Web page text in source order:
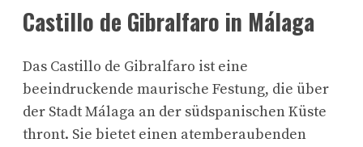
Castillo de Gibralfaro in Málaga
Das Castillo de Gibralfaro ist eine
beeindruckende maurische Festung, die über
der Stadt Málaga an der südspanischen Küste
thront. Sie bietet einen atemberaubenden